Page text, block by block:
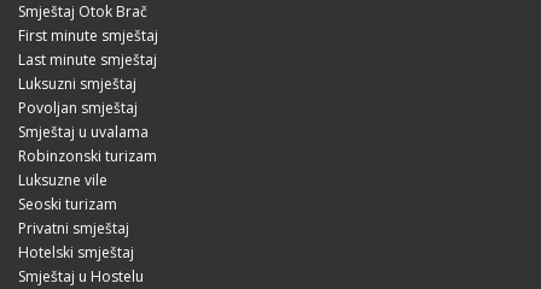
Smještaj Otok Brač
First minute smještaj
Last minute smještaj
Luksuzni smještaj
Povoljan smještaj
Smještaj u uvalama
Robinzonski turizam
Luksuzne vile
Seoski turizam
Privatni smještaj
Hotelski smještaj
Smještaj u Hostelu